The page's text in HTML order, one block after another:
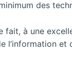
des
fait, à une
l’information